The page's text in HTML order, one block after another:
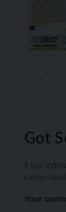
Got
Il tuo
campi
Your